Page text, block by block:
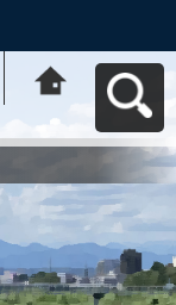
動応援ｻｲﾄ はち
コミねっとへ戻